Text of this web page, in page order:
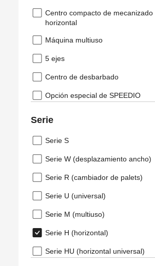
Centro compacto de mecanizado
horizontal
Máquina multiuso
5 ejes
Centro de desbarbado
Opción especial de SPEEDIO
Serie
Serie S
Serie W (desplazamiento ancho)
Serie R (cambiador de palets)
Serie U (universal)
Serie M (multiuso)
Serie H (horizontal)
Serie HU (horizontal universal)